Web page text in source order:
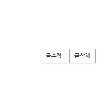
글수정 글삭제